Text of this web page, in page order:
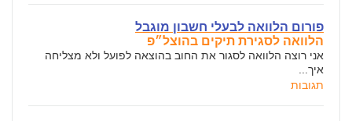
פורום הלוואה לבעלי חשבון מוגבל
הלוואה לסגירת תיקים בהוצל״פ
אני רוצה הלוואה לסגור את החוב בהוצאה לפועל ולא מצליחה
איך...
תגובות